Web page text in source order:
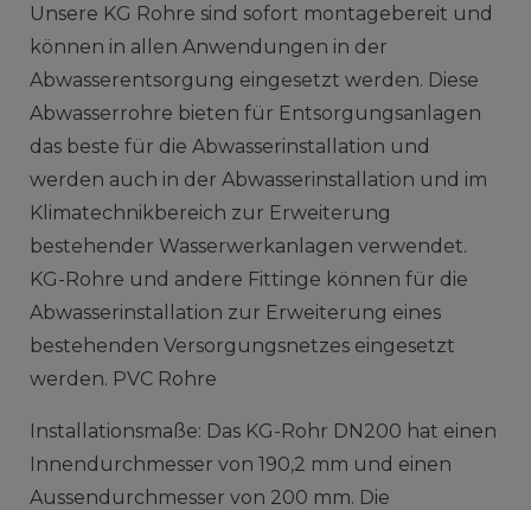
Unsere KG Rohre sind sofort montagebereit und
können in allen Anwendungen in der
Abwasserentsorgung eingesetzt werden. Diese
Abwasserrohre bieten für Entsorgungsanlagen
das beste für die Abwasserinstallation und
werden auch in der Abwasserinstallation und im
Klimatechnikbereich zur Erweiterung
bestehender Wasserwerkanlagen verwendet.
KG-Rohre und andere Fittinge können für die
Abwasserinstallation zur Erweiterung eines
bestehenden Versorgungsnetzes eingesetzt
werden. PVC Rohre
Installationsmaße: Das KG-Rohr DN200 hat einen
Innendurchmesser von 190,2 mm und einen
Aussendurchmesser von 200 mm. Die